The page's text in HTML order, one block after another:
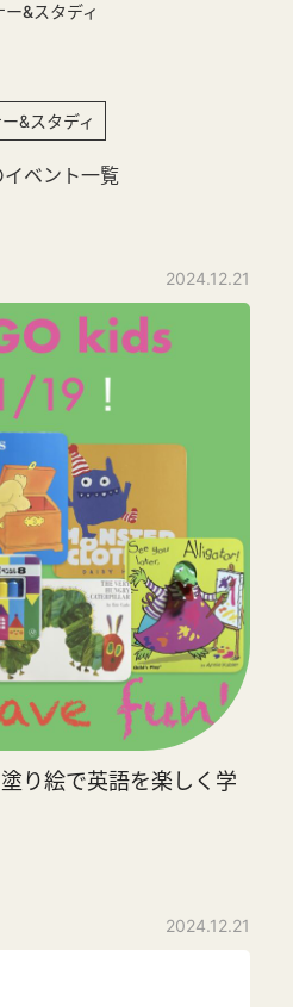
ー&スタディ
&スタディ
ベント一覧
2024.12.21
り絵で英語を楽しく学
2024.12.21